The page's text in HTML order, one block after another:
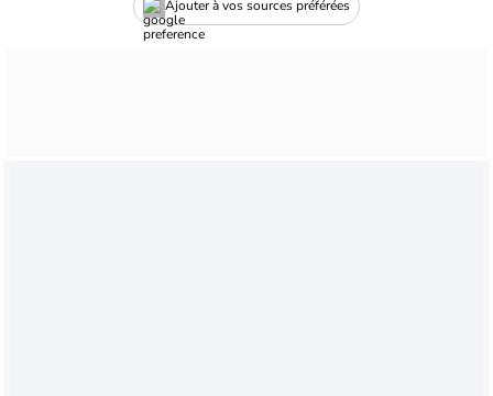
Ajouter à vos sources préférées